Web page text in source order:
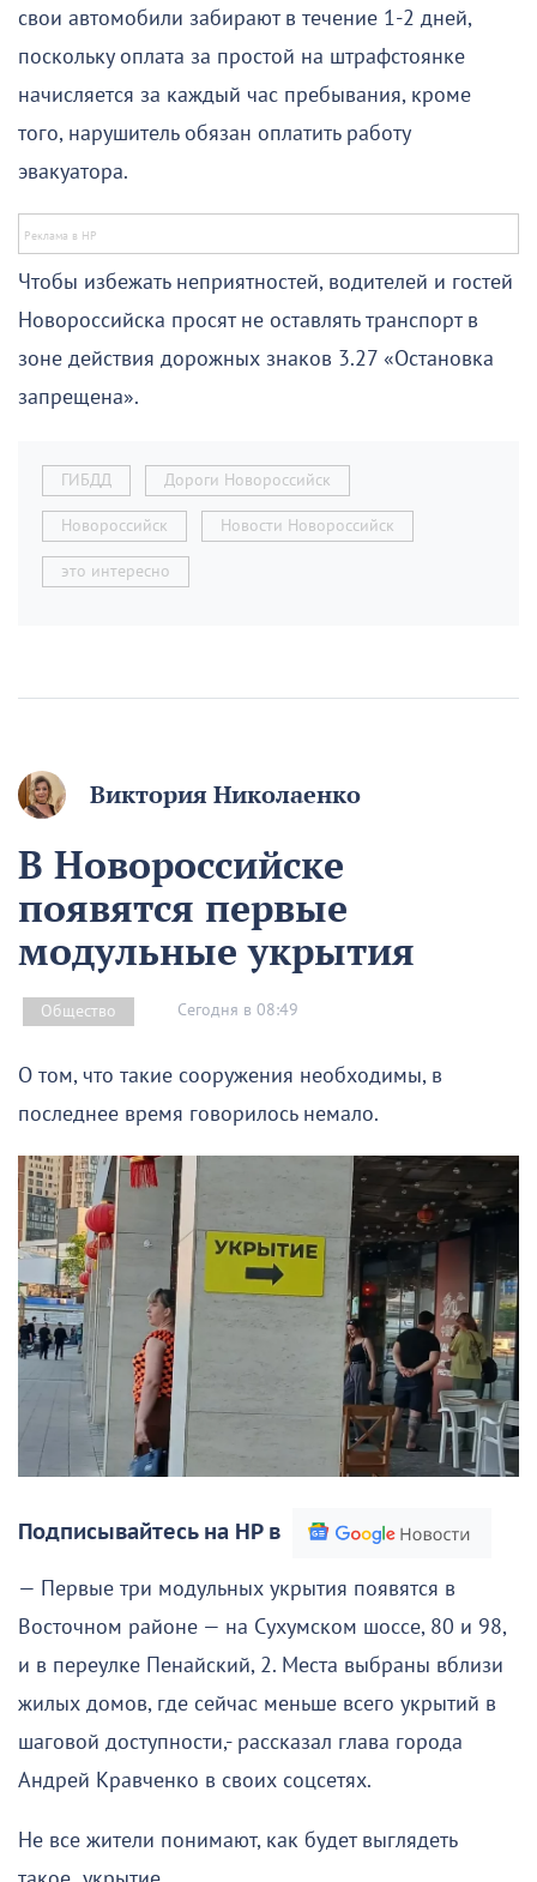
свои автомобили забирают в течение 1-2 дней,
поскольку оплата за простой на штрафстоянке
начисляется за каждый час пребывания, кроме
того, нарушитель обязан оплатить работу
эвакуатора.
Чтобы избежать неприятностей, водителей и гостей
Новороссийска просят не оставлять транспорт в
зоне действия дорожных знаков 3.27 «Остановка
запрещена».
ГИБДД Дороги Новороссийск
Новороссийск Новости Новороссийск
это интересно
Виктория Николаенко
В Новороссийске
появятся первые
модульные укрытия
Общество Сегодня в 08:49
О том, что такие сооружения необходимы, в
последнее время говорилось немало.
Подписывайтесь на НР в
— Первые три модульных укрытия появятся в
Восточном районе — на Сухумском шоссе, 80 и 98,
и в переулке Пенайский, 2. Места выбраны вблизи
жилых домов, где сейчас меньше всего укрытий в
шаговой доступности,- рассказал глава города
Андрей Кравченко в своих соцсетях.
Не все жители понимают, как будет выглядеть